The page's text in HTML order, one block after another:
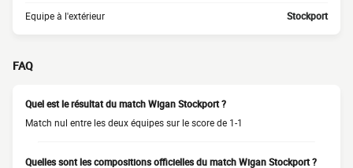
Equipe à l'extérieur Stockport
FAQ
Quel est le résultat du match Wigan Stockport ?
Match nul entre les deux équipes sur le score de 1-1
Quelles sont les compositions officielles du match Wigan Stockport ?